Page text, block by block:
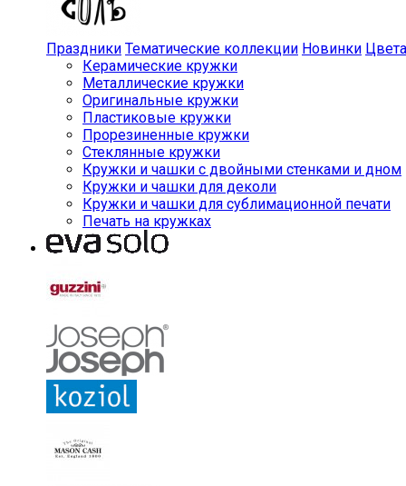
Праздники Тематические коллекции Новинки Цвета
Керамические кружки
Металлические кружки
Оригинальные кружки
Пластиковые кружки
Прорезиненные кружки
Стеклянные кружки
Кружки и чашки с двойными стенками и дном
Кружки и чашки для деколи
Кружки и чашки для сублимационной печати
Печать на кружках